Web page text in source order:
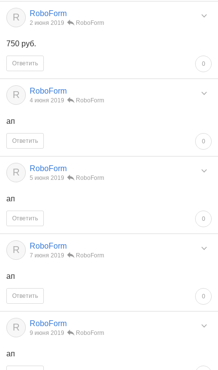
R RoboForm
2 июня 2019 RoboForm
750 руб.
0
Ответить
R RoboForm
4 июня 2019 RoboForm
ап
0
Ответить
R RoboForm
5 июня 2019 RoboForm
ап
0
Ответить
R RoboForm
7 июня 2019 RoboForm
ап
0
Ответить
R RoboForm
9 июня 2019 RoboForm
ап